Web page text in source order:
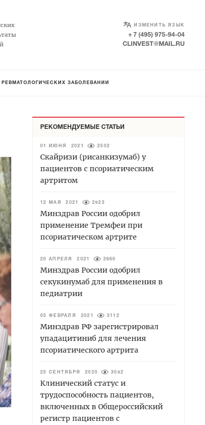
ИЗМЕНИТЬ ЯЗЫК
SELECT LANGUAGE
+ 7 (495) 975-94-04
CLINVEST@MAIL.RU
ЗАБОЛЕВАНИЙ
РЕКОМЕНДУЕМЫЕ СТАТЬИ
01 ИЮНЯ 2021 2502
Скайризи (рисанкизумаб) у
пациентов с псориатическим
артритом
12 МАЯ 2021 2923
Минздрав России одобрил
применение Тремфеи при
псориатическом артрите
20 АПРЕЛЯ 2021 2660
Минздрав России одобрил
секукинумаб для применения в
педиатрии
05 ФЕВРАЛЯ 2021 3112
Минздрав РФ зарегистрировал
упадацитиниб для лечения
псориатического артрита
25 СЕНТЯБРЯ 2020 3082
Клинический статус и
трудоспособность пациентов,
включенных в Общероссийский
регистр пациентов с